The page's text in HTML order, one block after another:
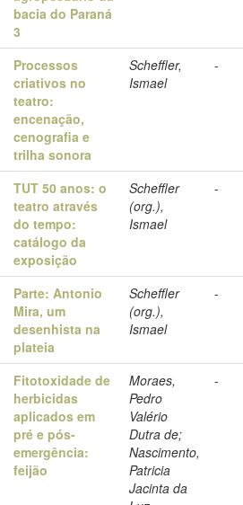
bacia do Paraná
3
Processos
criativos no
teatro:
encenação,
cenografia e
trilha sonora
Scheffler,
Ismael
-
TUT 50 anos: o
teatro através
do tempo:
catálogo da
exposição
Scheffler
(org.),
Ismael
-
Parte: Antonio
Mira, um
desenhista na
plateia
Scheffler
(org.),
Ismael
-
Fitotoxidade de
herbicidas
aplicados em
pré e pós-
emergência:
feijão
Moraes,
Pedro
Valério
Dutra de;
Nascimento,
Patricia
Jacinta da
-